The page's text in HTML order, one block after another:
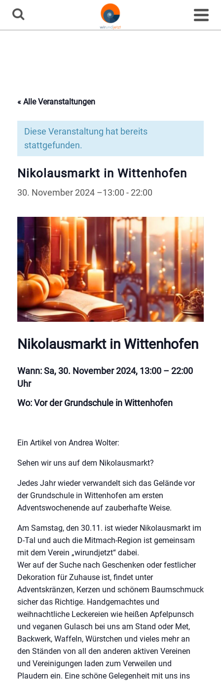
Veranstaltung
Home Nikolausmarkt in Wittenhofen
« Alle Veranstaltungen
Diese Veranstaltung hat bereits
stattgefunden.
Nikolausmarkt in Wittenhofen
30. November 2024 –13:00 -22:00
Nikolausmarkt in Wittenhofen
Wann: Sa, 30. November 2024, 13:00 – 22:00
Uhr
Wo: Vor der Grundschule in Wittenhofen
Ein Artikel von Andrea Wolter:
Sehen wir uns auf dem Nikolausmarkt?
Jedes Jahr wieder verwandelt sich das Gelände vor
der Grundschule in Wittenhofen am ersten
Adventswochenende auf zauberhafte Weise.
Am Samstag, den 30.11. ist wieder Nikolausmarkt im
D-Tal und auch die Mitmach-Region ist gemeinsam
mit dem Verein „wirundjetzt“ dabei.
Wer auf der Suche nach Geschenken oder festlicher
Dekoration für Zuhause ist, findet unter
Adventskränzen, Kerzen und schönem Baumschmuck
sicher das Richtige. Handgemachtes und
weihnachtliche Leckereien wie heißen Apfelpunsch
und veganen Gulasch bei uns am Stand oder Met,
Backwerk, Waffeln, Würstchen und vieles mehr an
den Ständen von all den anderen aktiven Vereinen
und Vereinigungen laden zum Verweilen und
Plaudern ein. Eine schöne Gelegenheit mit uns ins